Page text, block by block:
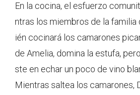
En la cocina, el esfuerzo
ntras los miembros de la familia
ién cocinará los camarones
de Amelia, domina la estufa,
ste en echar un poco de vino
Mientras saltea los camarones,